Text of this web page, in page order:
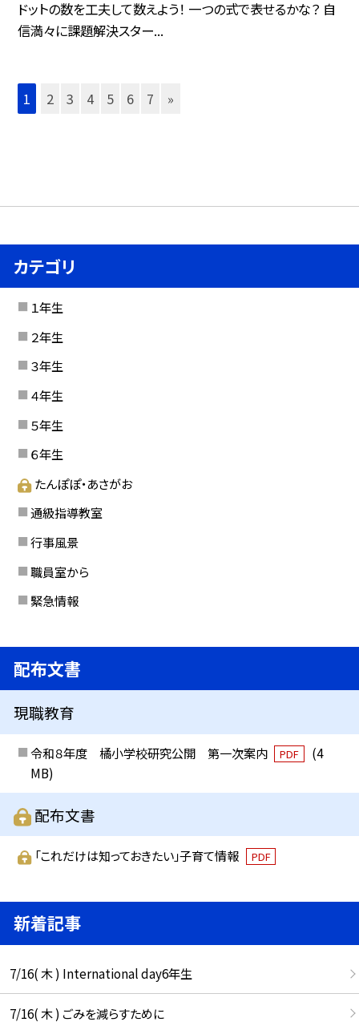
ドットの数を工夫して数えよう！ 一つの式で表せるかな？ 自
信満々に課題解決スター...
1 2 3 4 5 6 7 »
カテゴリ
１年生
２年生
３年生
４年生
５年生
６年生
たんぽぽ・あさがお
通級指導教室
行事風景
職員室から
緊急情報
配布文書
現職教育
令和８年度 橘小学校研究公開 第一次案内 PDF
(4
MB)
配布文書
「これだけは知っておきたい」子育て情報 PDF
新着記事
7/16( 木 ) International day6年生
7/16( 木 ) ごみを減らすために